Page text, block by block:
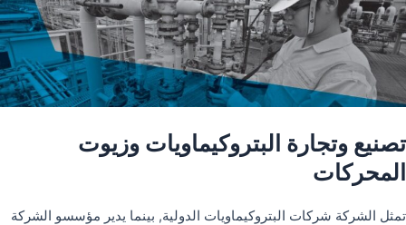
تصنيع وتجارة البتروكيماويات وزيوت
المحركات
تمثل الشركة شركات البتروكيماويات الدولية, بينما يدير مؤسسو الشركة